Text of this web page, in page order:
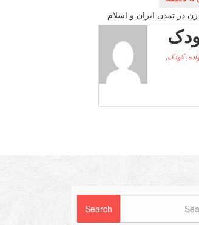
در تمدن ایران و اسلام
,کودک,